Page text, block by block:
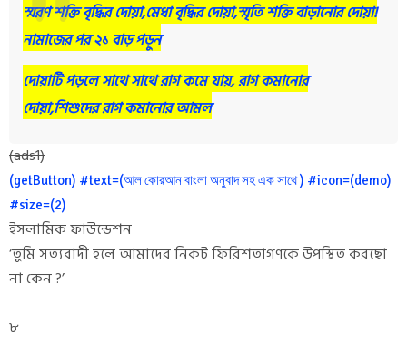
স্মরণ শক্তি বৃদ্ধির দোয়া,মেধা বৃদ্ধির দোয়া,স্মৃতি শক্তি বাড়ানোর দোয়া!
নামাজের পর ২১ বাড় পড়ুন
দোয়াটি পড়লে সাথে সাথে রাগ কমে যায়, রাগ কমানোর
দোয়া,শিশুদের রাগ কমানোর আমল
(ads1)
(getButton) #text=(আল কোরআন বাংলা অনুবাদ সহ এক সাথে ) #icon=(demo)
#size=(2)
ইসলামিক ফাউন্ডেশন
‘তুমি সত্যবাদী হলে আমাদের নিকট ফিরিশতাগণকে উপস্থিত করছো
না কেন ?’
৮